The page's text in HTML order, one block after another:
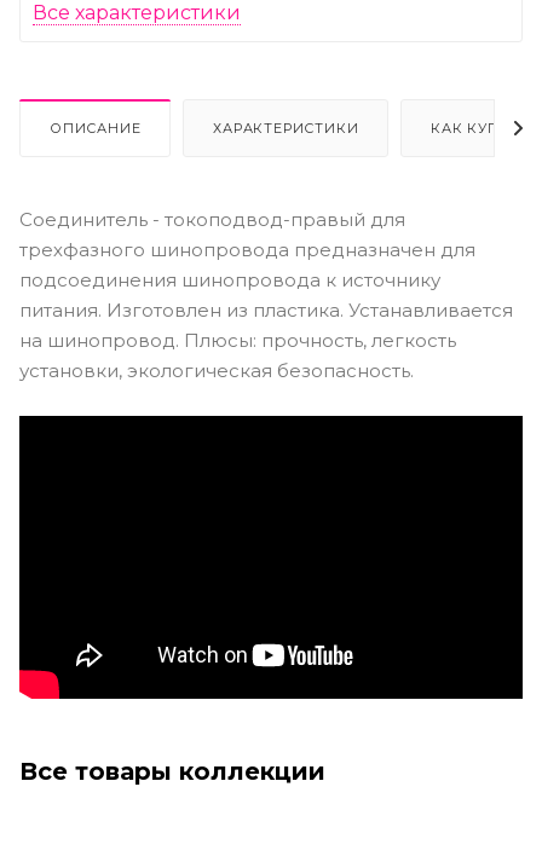
Все характеристики
ОПИСАНИЕ ХАРАКТЕРИСТИКИ КАК КУПИТЬ
Соединитель - токоподвод-правый для
трехфазного шинопровода предназначен для
подсоединения шинопровода к источнику
питания. Изготовлен из пластика. Устанавливается
на шинопровод. Плюсы: прочность, легкость
установки, экологическая безопасность.
Все товары коллекции